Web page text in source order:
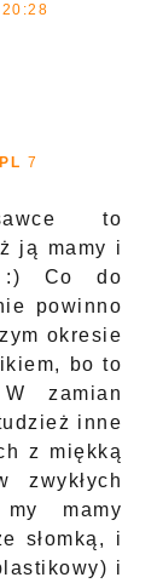
7
to
ją mamy i
:) Co do
powinno
okresie
bo to
zamian
inne
z miękką
mamy
słomką, i
i